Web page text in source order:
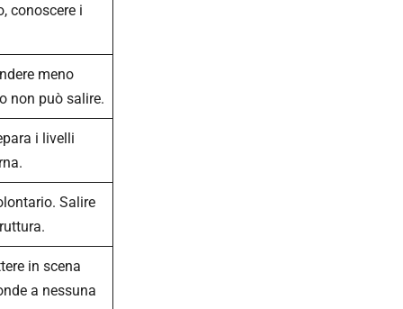
conoscere i
meno
non può salire.
i livelli
Salire
in scena
a nessuna